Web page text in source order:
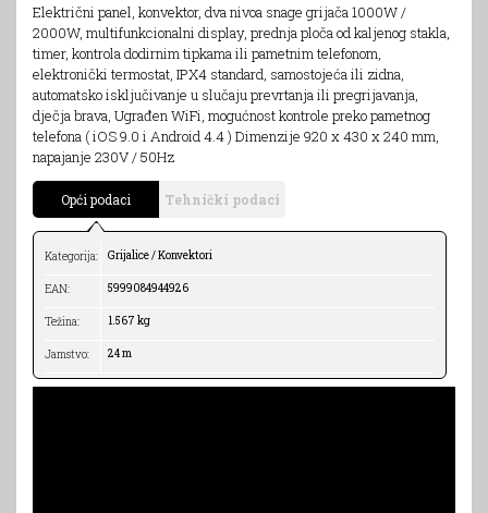
Električni panel, konvektor, dva nivoa snage grijača 1000W /
2000W, multifunkcionalni display, prednja ploča od kaljenog stakla,
timer, kontrola dodirnim tipkama ili pametnim telefonom,
elektronički termostat, IPX4 standard, samostojeća ili zidna,
automatsko isključivanje u slučaju prevrtanja ili pregrijavanja,
dječja brava, Ugrađen WiFi, mogućnost kontrole preko pametnog
telefona ( iOS 9.0 i Android 4.4 ) Dimenzije 920 x 430 x 240 mm,
napajanje 230V / 50Hz
Opći podaci Tehnički podaci
Kategorija: Grijalice / Konvektori
EAN: 5999084944926
Težina: 1.567 kg
Jamstvo: 24 m